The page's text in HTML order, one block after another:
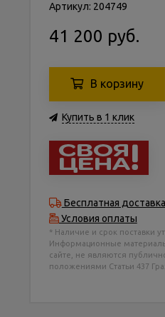
Артикул: 204749
41 200 руб.
В корзину
Купить в 1 клик
Бесплатная
Условия оплаты
* Наличие и срок поставки
Информационные
сайте, не являются
положениями Статьи 437